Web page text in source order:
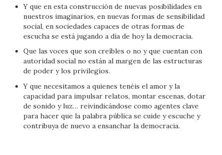
Y que en esta construcción de nuevas posibilidades en
nuestros imaginarios, en nuevas formas de sensibilidad
social, en sociedades capaces de otras formas de
escucha se está jugando a día de hoy la democracia.
Que las voces que son creíbles o no y que cuentan con
autoridad social no están al margen de las estructuras
de poder y los privilegios.
Y que necesitamos a quienes tenéis el amor y la
capacidad para impulsar relatos, montar escenas, dotar
de sonido y luz… reivindicándose como agentes clave
para hacer que la palabra pública se cuide y escuche y
contribuya de nuevo a ensanchar la democracia.